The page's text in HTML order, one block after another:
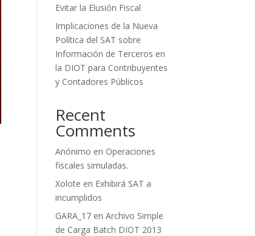
Evitar la Elusión Fiscal
Implicaciones de la Nueva
Política del SAT sobre
Información de Terceros en
la DIOT para Contribuyentes
y Contadores Públicos
Recent
Comments
Anónimo en Operaciones
fiscales simuladas.
Xolote en Exhibirá SAT a
incumplidos
GARA_17 enArchivo Simple
de Carga Batch DIOT 2013